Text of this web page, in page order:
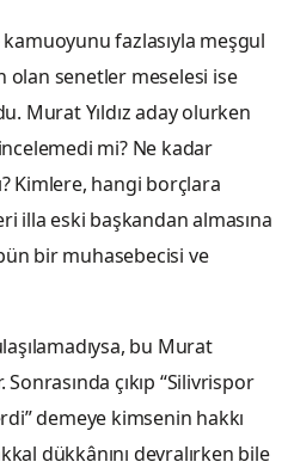
fazlasıyla meşgul
olan senetler meselesi ise
Murat Yıldız aday olurken
mi? Ne kadar
Kimlere, hangi borçlara
illa eski başkandan almasına
bir muhasebecisi ve
bu Murat
Sonrasında çıkıp “Silivrispor
demeye kimsenin hakkı
dükkânını devralırken bile